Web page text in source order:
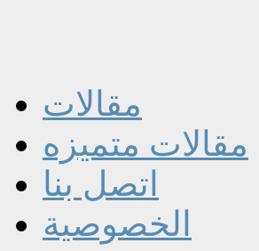
مقالات
مقالات متميزه
اتصل بنا
الخصوصية